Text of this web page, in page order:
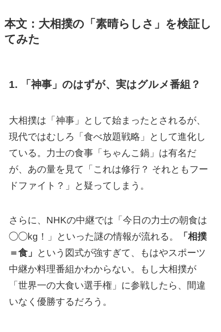
本文：大相撲の「素晴らしさ」を検証し
てみた
1. 「神事」のはずが、実はグルメ番組？
大相撲は「神事」として始まったとされるが、
現代ではむしろ「食べ放題戦略」として進化し
ている。力士の食事「ちゃんこ鍋」は有名だ
が、あの量を見て「これは修行？ それともフー
ドファイト？」と疑ってしまう。
さらに、NHKの中継では「今日の力士の朝食は
◯◯kg！」といった謎の情報が流れる。
「相撲
＝食」
という図式が強すぎて、もはやスポーツ
中継か料理番組かわからない。もし大相撲が
「世界一の大食い選手権」に参戦したら、間違
いなく優勝するだろう。